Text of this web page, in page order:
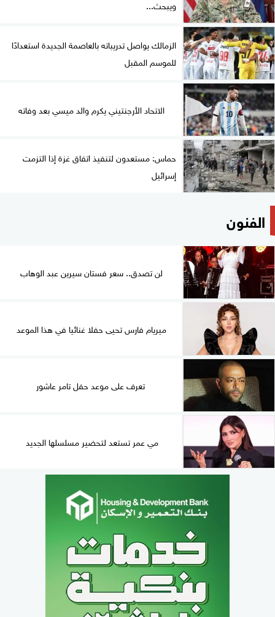
ويبحث...
الزمالك يواصل تدريباته بالعاصمة الجديدة استعدادًا
للموسم المقبل
الاتحاد الأرجنتيني يكرم والد ميسي بعد وفاته
حماس: مستعدون لتنفيذ اتفاق غزة إذا التزمت
إسرائيل
الفنون
لن تصدق.. سعر فستان سيرين عبد الوهاب
ميريام فارس تحيى حفلا غنائيا في هذا الموعد
تعرف على موعد حفل تامر عاشور
مي عمر تستعد لتحضير مسلسلها الجديد